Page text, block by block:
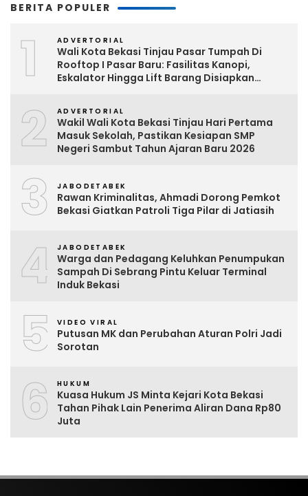
BERITA POPULER
1 ADVERTORIAL
Wali Kota Bekasi Tinjau Pasar Tumpah Di
Rooftop I Pasar Baru: Fasilitas Kanopi,
Eskalator Hingga Lift Barang Disiapkan
2 ADVERTORIAL
Wakil Wali Kota Bekasi Tinjau Hari Pertama
Masuk Sekolah, Pastikan Kesiapan SMP
Negeri Sambut Tahun Ajaran Baru 2026
3 JABODETABEK
Rawan Kriminalitas, Ahmadi Dorong Pemkot
Bekasi Giatkan Patroli Tiga Pilar di Jatiasih
4 JABODETABEK
Warga dan Pedagang Keluhkan Penumpukan
Sampah Di Sebrang Pintu Keluar Terminal
Induk Bekasi
5 VIDEO VIRAL
Putusan MK dan Perubahan Aturan Polri Jadi
Sorotan
6 HUKUM
Kuasa Hukum JS Minta Kejari Kota Bekasi
Tahan Pihak Lain Penerima Aliran Dana Rp80
Juta